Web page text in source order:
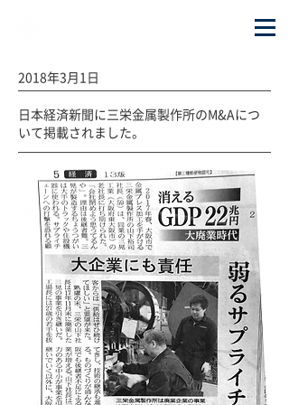
2018年3月1日
日本経済新聞に三栄金属製作所のM&Aにつ
いて掲載されました。